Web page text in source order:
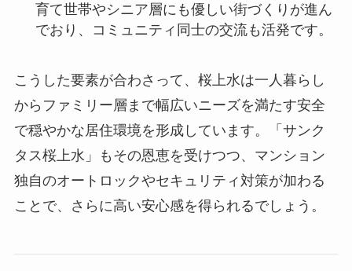
育て世帯やシニア層にも優しい街づくりが進ん
でおり、コミュニティ同士の交流も活発です。
こうした要素が合わさって、桜上水は一人暮らし
からファミリー層まで幅広いニーズを満たす安全
で穏やかな居住環境を形成しています。「サンク
タス桜上水」もその恩恵を受けつつ、マンション
独自のオートロックやセキュリティ対策が加わる
ことで、さらに高い安心感を得られるでしょう。